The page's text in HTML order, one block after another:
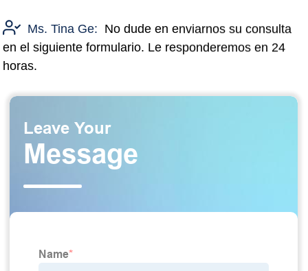
Ms. Tina Ge: No dude en enviarnos su consulta
en el siguiente formulario. Le responderemos en 24
horas.